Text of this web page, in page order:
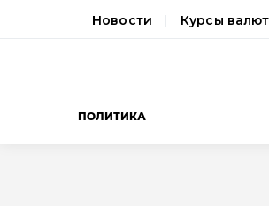
Новости Курсы валют
ПОЛИТИКА